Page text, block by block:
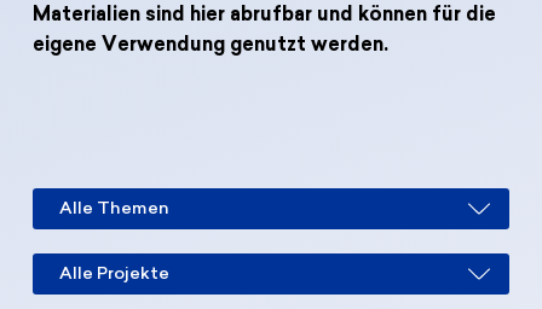
Zukunft D
Materialien
Reisestipendien
Aktuelles
Veranstaltungen
Presse
Suche
Kontakt
Cookie-Einstellungen
Datenschutz
Materialien sind hier abrufbar und können für die
eigene Verwendung genutzt werden.